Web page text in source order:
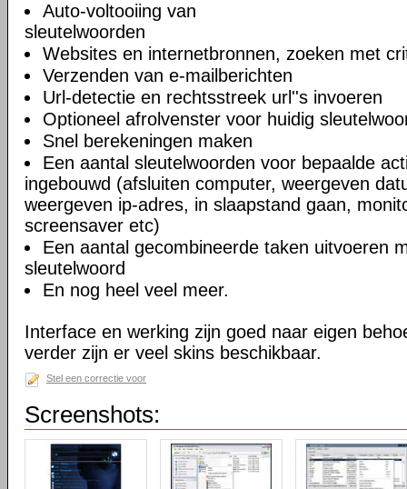
Auto-voltooiing van
sleutelwoorden
Websites en internetbronnen, zoeken met
Verzenden van e-mailberichten
Url-detectie en rechtsstreek url''s invoeren
Optioneel afrolvenster voor huidig
Snel berekeningen maken
Een aantal sleutelwoorden voor bepaalde
ingebouwd (afsluiten computer, weergeven
weergeven ip-adres, in slaapstand gaan,
screensaver etc)
Een aantal gecombineerde taken uitvoeren
sleutelwoord
En nog heel veel meer.
Interface en werking zijn goed naar eigen
verder zijn er veel skins beschikbaar.
Stel een correctie voor
Screenshots: